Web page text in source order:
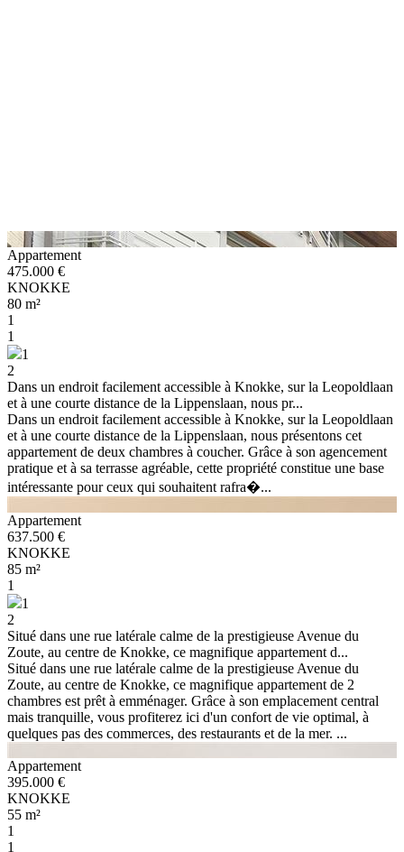
Appartement
475.000 €
KNOKKE
80 m²
1
1
1
2
Dans un endroit facilement accessible à Knokke, sur la Leopoldlaan
et à une courte distance de la Lippenslaan, nous pr...
Dans un endroit facilement accessible à Knokke, sur la Leopoldlaan
et à une courte distance de la Lippenslaan, nous présentons cet
appartement de deux chambres à coucher. Grâce à son agencement
pratique et à sa terrasse agréable, cette propriété constitue une base
intéressante pour ceux qui souhaitent rafra�...
Appartement
637.500 €
KNOKKE
85 m²
1
1
2
Situé dans une rue latérale calme de la prestigieuse Avenue du
Zoute, au centre de Knokke, ce magnifique appartement d...
Situé dans une rue latérale calme de la prestigieuse Avenue du
Zoute, au centre de Knokke, ce magnifique appartement de 2
chambres est prêt à emménager. Grâce à son emplacement central
mais tranquille, vous profiterez ici d'un confort de vie optimal, à
quelques pas des commerces, des restaurants et de la mer. ...
Appartement
395.000 €
KNOKKE
55 m²
1
1